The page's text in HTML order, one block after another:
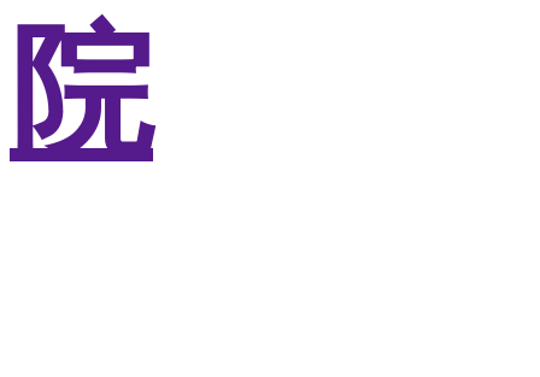
院